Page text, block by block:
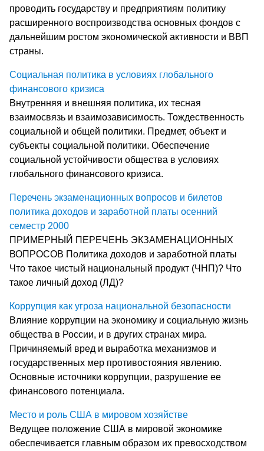
проводить государству и предприятиям политику
расширенного воспроизводства основных фондов с
дальнейшим ростом экономической активности и ВВП
страны.
Социальная политика в условиях глобального
финансового кризиса
Внутренняя и внешняя политика, их тесная
взаимосвязь и взаимозависимость. Тождественность
социальной и общей политики. Предмет, объект и
субъекты социальной политики. Обеспечение
социальной устойчивости общества в условиях
глобального финансового кризиса.
Перечень экзаменационных вопросов и билетов
политика доходов и заработной платы осенний
семестр 2000
ПРИМЕРНЫЙ ПЕРЕЧЕНЬ ЭКЗАМЕНАЦИОННЫХ
ВОПРОСОВ Политика доходов и заработной платы
Что такое чистый национальный продукт (ЧНП)? Что
такое личный доход (ЛД)?
Коррупция как угроза национальной безопасности
Влияние коррупции на экономику и социальную жизнь
общества в России, и в других странах мира.
Причиняемый вред и выработка механизмов и
государственных мер противостояния явлению.
Основные источники коррупции, разрушение ее
финансового потенциала.
Место и роль США в мировом хозяйстве
Ведущее положение США в мировой экономике
обеспечивается главным образом их превосходством